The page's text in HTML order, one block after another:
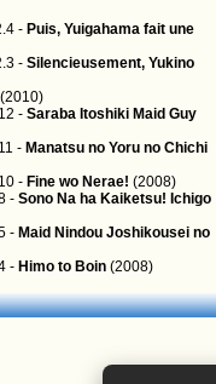
- Puis, Yuigahama fait une
- Silencieusement, Yukino
(2010)
- Saraba Itoshiki Maid Guy
- Manatsu no Yoru no Chichi
- Fine wo Nerae! (2008)
- Sono Na ha Kaiketsu! Ichigo
- Maid Nindou Joshikousei no
- Himo to Boin (2008)